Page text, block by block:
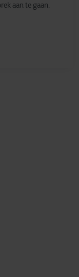
aan te gaan.